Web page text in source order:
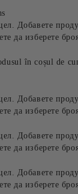
Добавете
да изберете
în coșul de
Добавете
да изберете
Добавете
да изберете
Добавете
да изберете